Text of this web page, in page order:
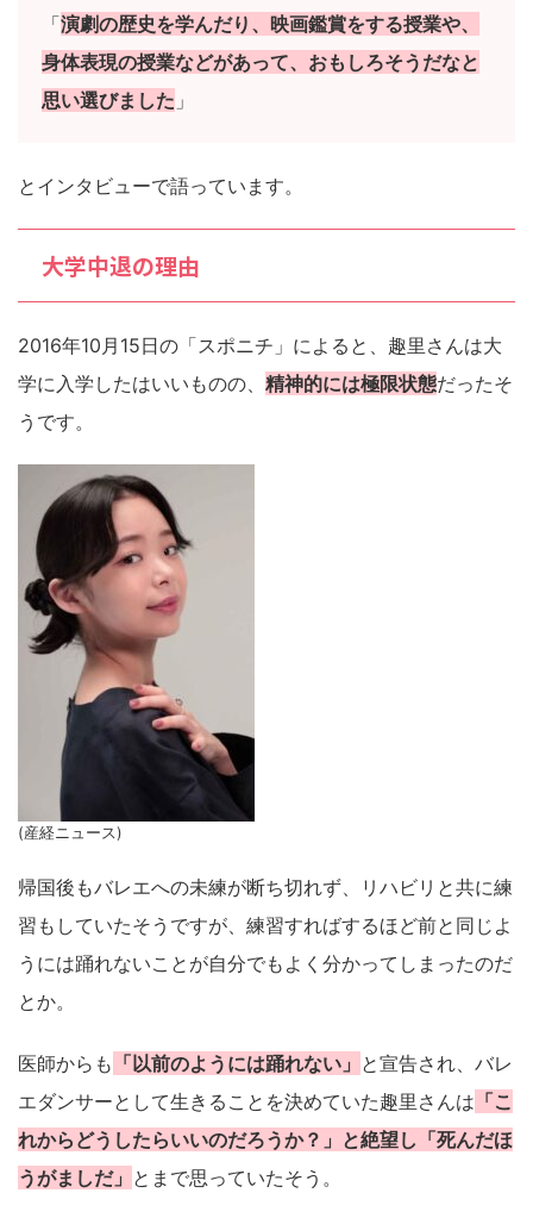
「演劇の歴史を学んだり、映画鑑賞をする授業や、
身体表現の授業などがあって、おもしろそうだなと
思い選びました 」
とインタビューで語っています。
大学中退の理由
2016年10月15日の「スポニチ」によると、趣里さんは大
学に入学したはいいものの、 精神的には極限状態だったそ
うです。
(産経ニュース)
帰国後もバレエへの未練が断ち切れず、リハビリと共に練
習もしていたそうですが、練習すればするほど前と同じよ
うには踊れないことが自分でもよく分かってしまったのだ
とか。
医師からも 「以前のようには踊れない」 と宣告され、バレ
エダンサーとして生きることを決めていた趣里さんは 「こ
れからどうしたらいいのだろうか？」と絶望し「死んだほ
うがましだ」 とまで思っていたそう。